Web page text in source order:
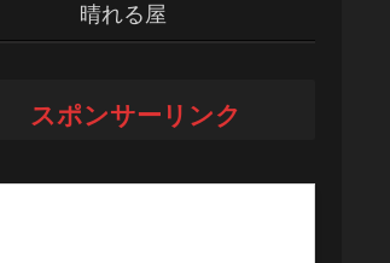
晴れる屋
スポンサーリンク